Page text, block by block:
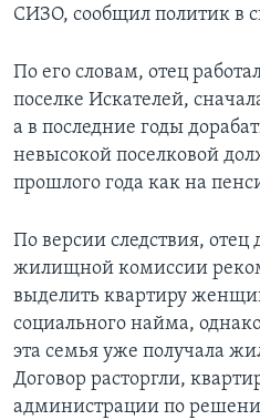
СИЗО, сообщил политик в
По его словам, отец
поселке Искателей,
а в последние годы
невысокой поселковой
прошлого года как на
По версии следствия, отец
жилищной комиссии
выделить квартиру
социального найма,
эта семья уже получала
Договор расторгли,
администрации по